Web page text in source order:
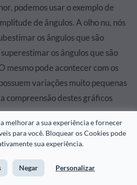
melhorar a sua experiência e fornecer
para você. Bloquear os Cookies pode
sua experiência.
Negar Personalizar
podemos usar o exemplo de
de ângulos. A olho nu, nós
os ângulos que são
os ângulos que são
mesmo pode acontecer com os
variações muito pequenas
compreensão destes gráficos
de pizza se você precisar
a padrões, efeitos
ao longo do tempo.